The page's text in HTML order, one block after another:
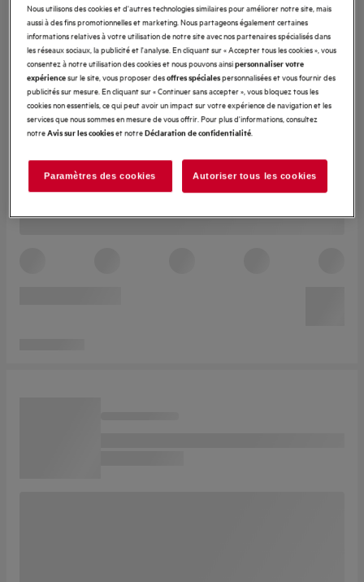
Nous utilisons des cookies et d'autres technologies similaires pour améliorer notre site, mais
aussi à des fins promotionnelles et marketing. Nous partageons également certaines
informations relatives à votre utilisation de notre site avec nos partenaires spécialisés dans
les réseaux sociaux, la publicité et l'analyse. En cliquant sur « Accepter tous les cookies », vous
consentez à notre utilisation des cookies et nous pouvons ainsipersonnaliser votre
expériencesur le site, vous proposer desoffres spécialespersonnalisées et vous fournir des
publicités sur mesure. En cliquant sur « Continuer sans accepter », vous bloquez tous les
cookies non essentiels, ce qui peut avoir un impact sur votre expérience de navigation et les
services que nous sommes en mesure de vous offrir. Pour plus d'informations, consultez
notreAvis sur les cookieset notreDéclaration de confidentialité.
Paramètres des cookies Autoriser tous les cookies